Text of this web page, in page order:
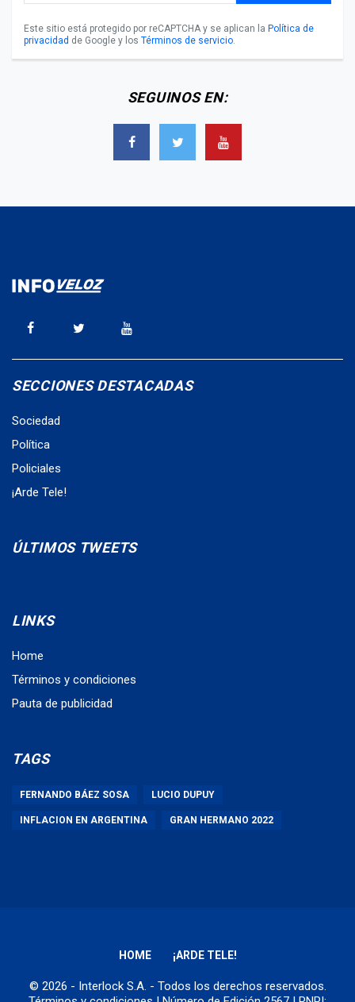
Este sitio está protegido por reCAPTCHA y se aplican la Política de
privacidad de Google y los Términos de servicio.
SEGUINOS EN:
SECCIONES DESTACADAS
Sociedad
Política
Policiales
¡Arde Tele!
ÚLTIMOS TWEETS
LINKS
Home
Términos y condiciones
Pauta de publicidad
TAGS
FERNANDO BÁEZ SOSA LUCIO DUPUY
INFLACION EN ARGENTINA GRAN HERMANO 2022
HOME ¡ARDE TELE!
© 2026 - Interlock S.A. - Todos los derechos reservados.